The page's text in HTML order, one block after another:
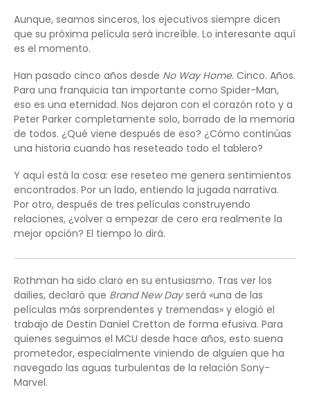
Aunque, seamos sinceros, los ejecutivos siempre dicen
que su próxima película será increíble. Lo interesante aquí
es el momento.
Han pasado cinco años desde No Way Home. Cinco. Años.
Para una franquicia tan importante como Spider-Man,
eso es una eternidad. Nos dejaron con el corazón roto y a
Peter Parker completamente solo, borrado de la memoria
de todos. ¿Qué viene después de eso? ¿Cómo continúas
una historia cuando has reseteado todo el tablero?
Y aquí está la cosa: ese reseteo me genera sentimientos
encontrados. Por un lado, entiendo la jugada narrativa.
Por otro, después de tres películas construyendo
relaciones, ¿volver a empezar de cero era realmente la
mejor opción? El tiempo lo dirá.
Rothman ha sido claro en su entusiasmo. Tras ver los
dailies, declaró que Brand New Dayserá «una de las
películas más sorprendentes y tremendas» y elogió el
trabajo de Destin Daniel Cretton de forma efusiva. Para
quienes seguimos el MCU desde hace años, esto suena
prometedor, especialmente viniendo de alguien que ha
navegado las aguas turbulentas de la relación Sony-
Marvel.